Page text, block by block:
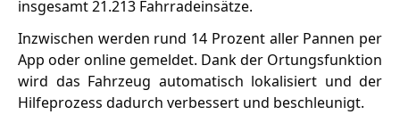
insgesamt 21.213 Fahrradeinsätze.
Inzwischen werden rund 14 Prozent aller Pannen per
App oder online gemeldet. Dank der Ortungsfunktion
wird das Fahrzeug automatisch lokalisiert und der
Hilfeprozess dadurch verbessert und beschleunigt.